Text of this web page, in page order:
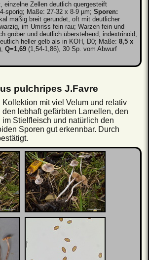
einzelne Zellen deutlich quergesteift
sporig; Maße: 27-32 x 8-9 µm; Sporen:
mäßig breit gerundet, oft mit deutlicher
im Umriss fein rau; Warzen fein und
gröber und deutlich überstehend; indextrinoid,
heller gelb als in KOH, D0; Maße: 8,5 x
Q=1,69(1,54-1,86), 30 Sp. vom Abwurf
pulchripes J.Favre
Kollektion mit viel Velum und relativ
den lebhaft gefärbten Lamellen, den
im Stielfleisch und natürlich den
Sporen gut erkennbar. Durch